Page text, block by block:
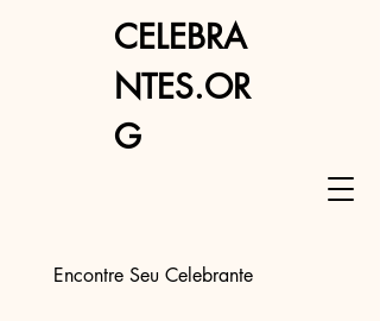
Encontre Seu Celebrante
CELEBRA
NTES.OR
G